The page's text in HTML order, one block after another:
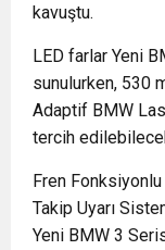
kavuştu.
LED farlar Yeni
sunulurken, 530
Adaptif BMW
tercih
Fren
Takip Uyarı
Yeni BMW 3